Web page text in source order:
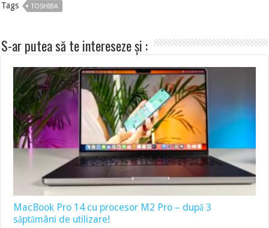
Tags TOSHIBA
S-ar putea să te intereseze și :
MacBook Pro 14 cu procesor M2 Pro – după 3
săptămâni de utilizare!